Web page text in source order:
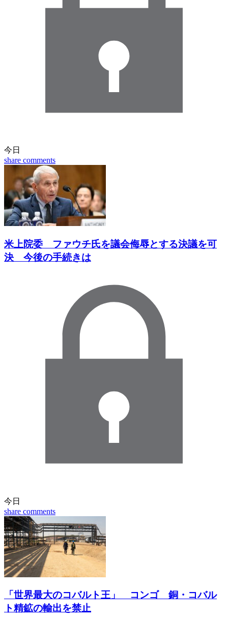
今日
share comments
米上院委 ファウチ氏を議会侮辱とする決議を可
決 今後の手続きは
今日
share comments
「世界最大のコバルト王」 コンゴ 銅・コバル
ト精鉱の輸出を禁止